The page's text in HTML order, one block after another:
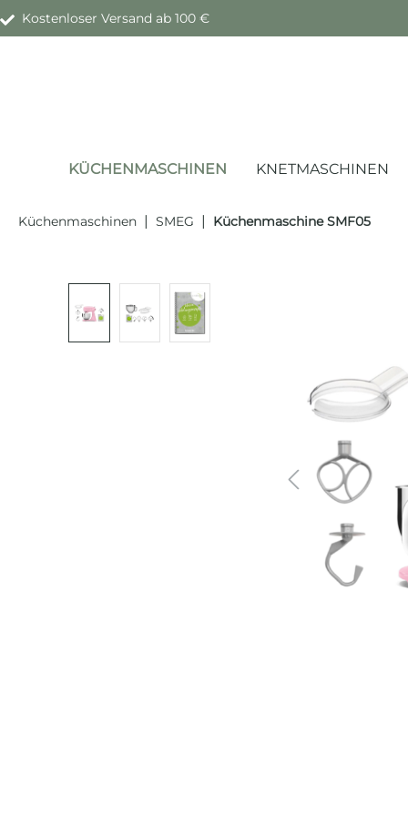
Zur Hauptnavigation springen
Kostenloser Versand ab 100 €
KÜCHENMASCHINEN KNETMASCHINEN
Küchenmaschinen | SMEG | Küchenmaschine SMF05
Bildergalerie überspringen